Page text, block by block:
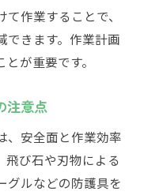
作業することで、
できます。作業計画
が重要です。
注意点
、安全面と作業効率
飛び石や刃物による
グルなどの防護具を